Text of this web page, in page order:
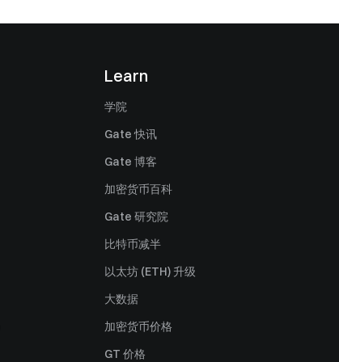
Learn
学院
Gate 快讯
Gate 博客
加密货币百科
Gate 研究院
比特币减半
以太坊 (ETH) 升级
大数据
加密货币价格
GT 价格